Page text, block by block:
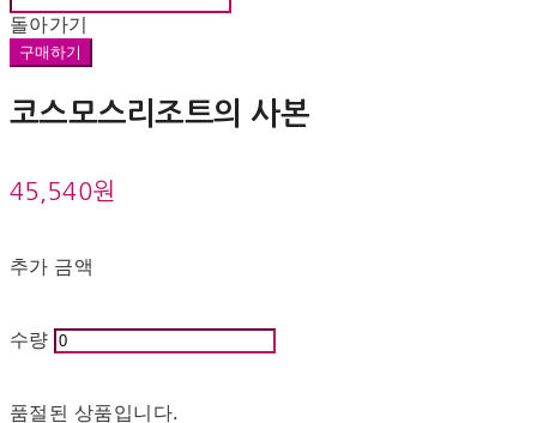
돌아가기
구매하기
코스모스리조트의 사본
45,540원
추가 금액
수량
품절된 상품입니다.